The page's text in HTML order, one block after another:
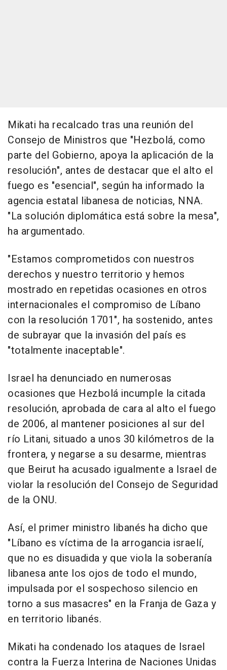
Mikati ha recalcado tras una reunión del
Consejo de Ministros que "Hezbolá, como
parte del Gobierno, apoya la aplicación de la
resolución", antes de destacar que el alto el
fuego es "esencial", según ha informado la
agencia estatal libanesa de noticias, NNA.
"La solución diplomática está sobre la mesa",
ha argumentado.
"Estamos comprometidos con nuestros
derechos y nuestro territorio y hemos
mostrado en repetidas ocasiones en otros
internacionales el compromiso de Líbano
con la resolución 1701", ha sostenido, antes
de subrayar que la invasión del país es
"totalmente inaceptable".
Israel ha denunciado en numerosas
ocasiones que Hezbolá incumple la citada
resolución, aprobada de cara al alto el fuego
de 2006, al mantener posiciones al sur del
río Litani, situado a unos 30 kilómetros de la
frontera, y negarse a su desarme, mientras
que Beirut ha acusado igualmente a Israel de
violar la resolución del Consejo de Seguridad
de la ONU.
Así, el primer ministro libanés ha dicho que
"Líbano es víctima de la arrogancia israelí,
que no es disuadida y que viola la soberanía
libanesa ante los ojos de todo el mundo,
impulsada por el sospechoso silencio en
torno a sus masacres" en la Franja de Gaza y
en territorio libanés.
Mikati ha condenado los ataques de Israel
contra la Fuerza Interina de Naciones Unidas